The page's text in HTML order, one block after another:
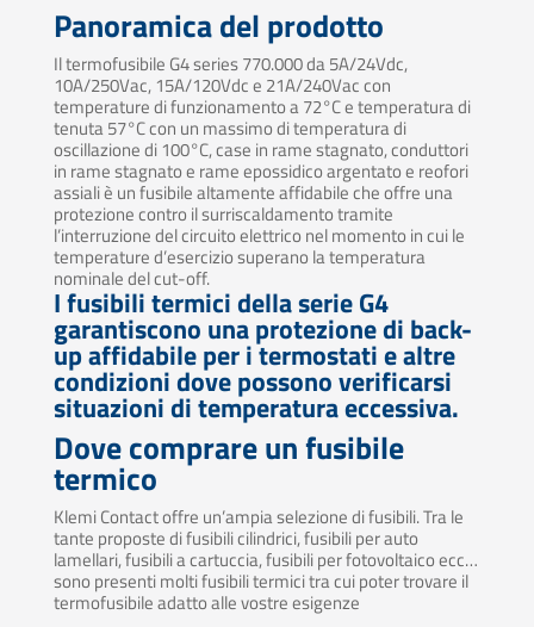
Panoramica del prodotto
Il termofusibile G4 series 770.000 da 5A/24Vdc,
10A/250Vac, 15A/120Vdc e 21A/240Vac con
temperature di funzionamento a 72°C e temperatura di
tenuta 57°C con un massimo di temperatura di
oscillazione di 100°C, case in rame stagnato, conduttori
in rame stagnato e rame epossidico argentato e reofori
assiali è un fusibile altamente affidabile che offre una
protezione contro il surriscaldamento tramite
l’interruzione del circuito elettrico nel momento in cui le
temperature d’esercizio superano la temperatura
nominale del cut-off.
I fusibili termici della serie G4
garantiscono una protezione di back-
up affidabile per i termostati e altre
condizioni dove possono verificarsi
situazioni di temperatura eccessiva.
Dove comprare un fusibile
termico
Klemi Contact offre un’ampia selezione di fusibili. Tra le
tante proposte di fusibili cilindrici, fusibili per auto
lamellari, fusibili a cartuccia, fusibili per fotovoltaico ecc…
sono presenti molti fusibili termici tra cui poter trovare il
termofusibile adatto alle vostre esigenze